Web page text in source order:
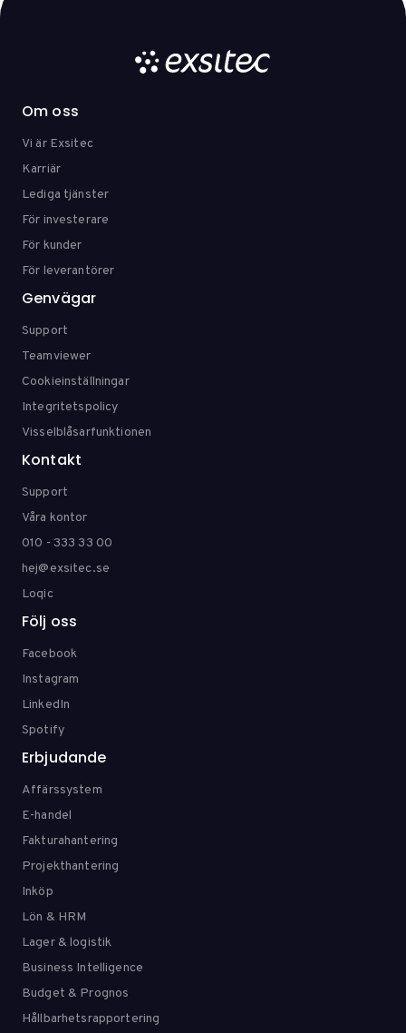
Om oss
Vi är Exsitec
Karriär
Lediga tjänster
För investerare
För kunder
För leverantörer
Genvägar
Support
Teamviewer
Cookieinställningar
Integritetspolicy
Visselblåsarfunktionen
Kontakt
Support
Våra kontor
010 - 333 33 00
hej@exsitec.se
Loqic
Följ oss
Facebook
Instagram
LinkedIn
Spotify
Erbjudande
Affärssystem
E-handel
Fakturahantering
Projekthantering
Inköp
Lön & HRM
Lager & logistik
Business Intelligence
Budget & Prognos
Hållbarhetsrapportering